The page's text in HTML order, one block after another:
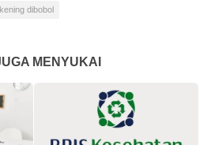
dibobol
MENYUKAI